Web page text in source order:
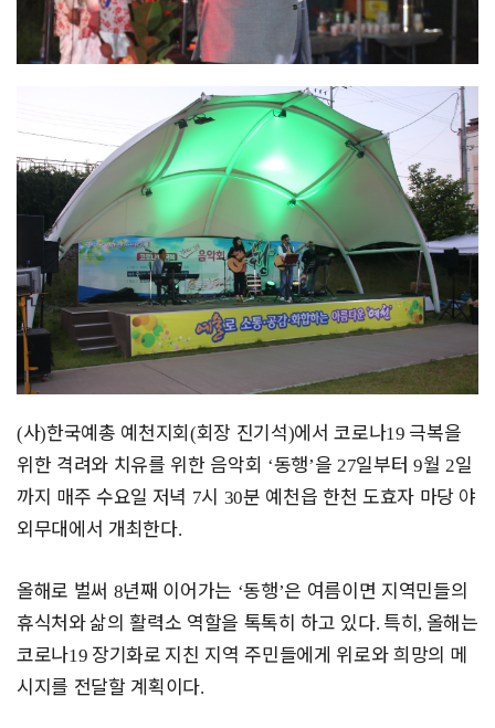
(사)한국예총 예천지회(회장 진기석)에서 코로나19 극복을
위한 격려와 치유를 위한 음악회 ‘동행’을 27일부터 9월 2일
까지 매주 수요일 저녁 7시 30분 예천읍 한천 도효자 마당 야
외무대에서 개최한다.
올해로 벌써 8년째 이어가는 ‘동행’은 여름이면 지역민들의
휴식처와삶의 활력소 역할을 톡톡히 하고 있다. 특히, 올해는
코로나19 장기화로 지친 지역 주민들에게 위로와 희망의 메
시지를 전달할 계획이다.